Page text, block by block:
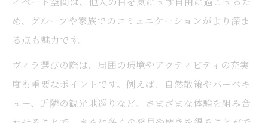
め、グループや家族でのコミュニケーションがより深ま
る点も魅力です。
ヴィラ選びの際は、周囲の環境やアクティビティの充実
度も重要なポイントです。例えば、自然散策やバーベキ
ュー、近隣の観光地巡りなど、さまざまな体験を組み合